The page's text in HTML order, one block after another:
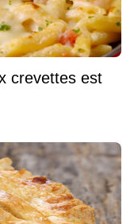
crevettes est